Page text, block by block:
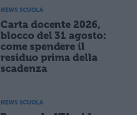
NEWS SCUOLA
Carta docente 2026,
blocco del 31 agosto:
come spendere il
residuo prima della
scadenza
NEWS SCUOLA